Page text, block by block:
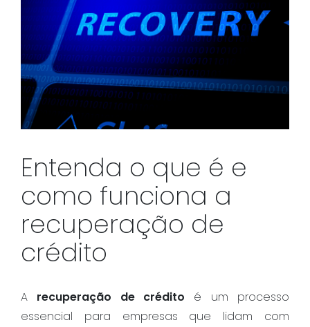
Entenda o que é e
como funciona a
recuperação de
crédito
A recuperação de crédito é um processo
essencial para empresas que lidam com